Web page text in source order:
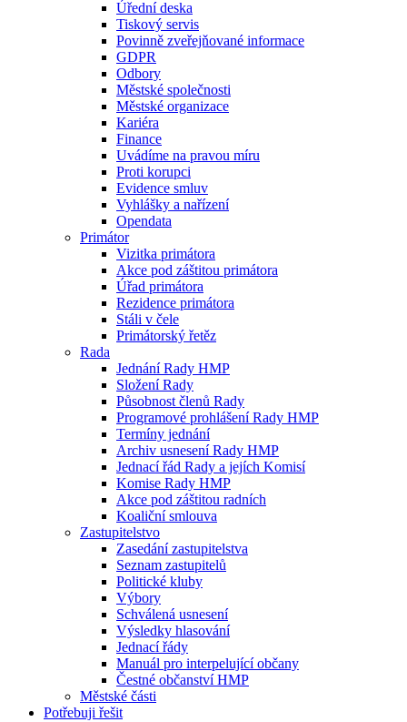
Úřední deska
Tiskový servis
Povinně zveřejňované informace
GDPR
Odbory
Městské společnosti
Městské organizace
Kariéra
Finance
Uvádíme na pravou míru
Proti korupci
Evidence smluv
Vyhlášky a nařízení
Opendata
Primátor
Vizitka primátora
Akce pod záštitou primátora
Úřad primátora
Rezidence primátora
Stáli v čele
Primátorský řetěz
Rada
Jednání Rady HMP
Složení Rady
Působnost členů Rady
Programové prohlášení Rady HMP
Termíny jednání
Archiv usnesení Rady HMP
Jednací řád Rady a jejích Komisí
Komise Rady HMP
Akce pod záštitou radních
Koaliční smlouva
Zastupitelstvo
Zasedání zastupitelstva
Seznam zastupitelů
Politické kluby
Výbory
Schválená usnesení
Výsledky hlasování
Jednací řády
Manuál pro interpelující občany
Čestné občanství HMP
Městské části
Potřebuji řešit